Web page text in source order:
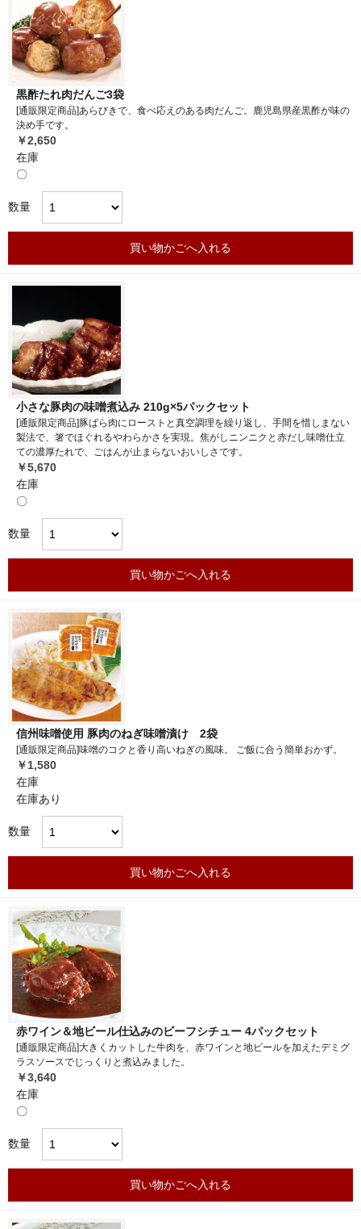
黒酢たれ肉だんご3袋
[通販限定商品]あらびきで、食べ応えのある肉だんご。鹿児島県産黒酢が味の
決め手です。
￥2,650
在庫
〇
数量
買い物かごへ入れる
小さな豚肉の味噌煮込み 210g×5パックセット
[通販限定商品]豚ばら肉にローストと真空調理を繰り返し、手間を惜しまない
製法で、箸でほぐれるやわらかさを実現。焦がしニンニクと赤だし味噌仕立
ての濃厚たれで、ごはんが止まらないおいしさです。
￥5,670
在庫
〇
数量
買い物かごへ入れる
信州味噌使用 豚肉のねぎ味噌漬け 2袋
[通販限定商品]味噌のコクと香り高いねぎの風味。 ご飯に合う簡単おかず。
￥1,580
在庫
在庫あり
数量
買い物かごへ入れる
赤ワイン＆地ビール仕込みのビーフシチュー 4パックセット
[通販限定商品]大きくカットした牛肉を、赤ワインと地ビールを加えたデミグ
ラスソースでじっくりと煮込みました。
￥3,640
在庫
〇
数量
買い物かごへ入れる